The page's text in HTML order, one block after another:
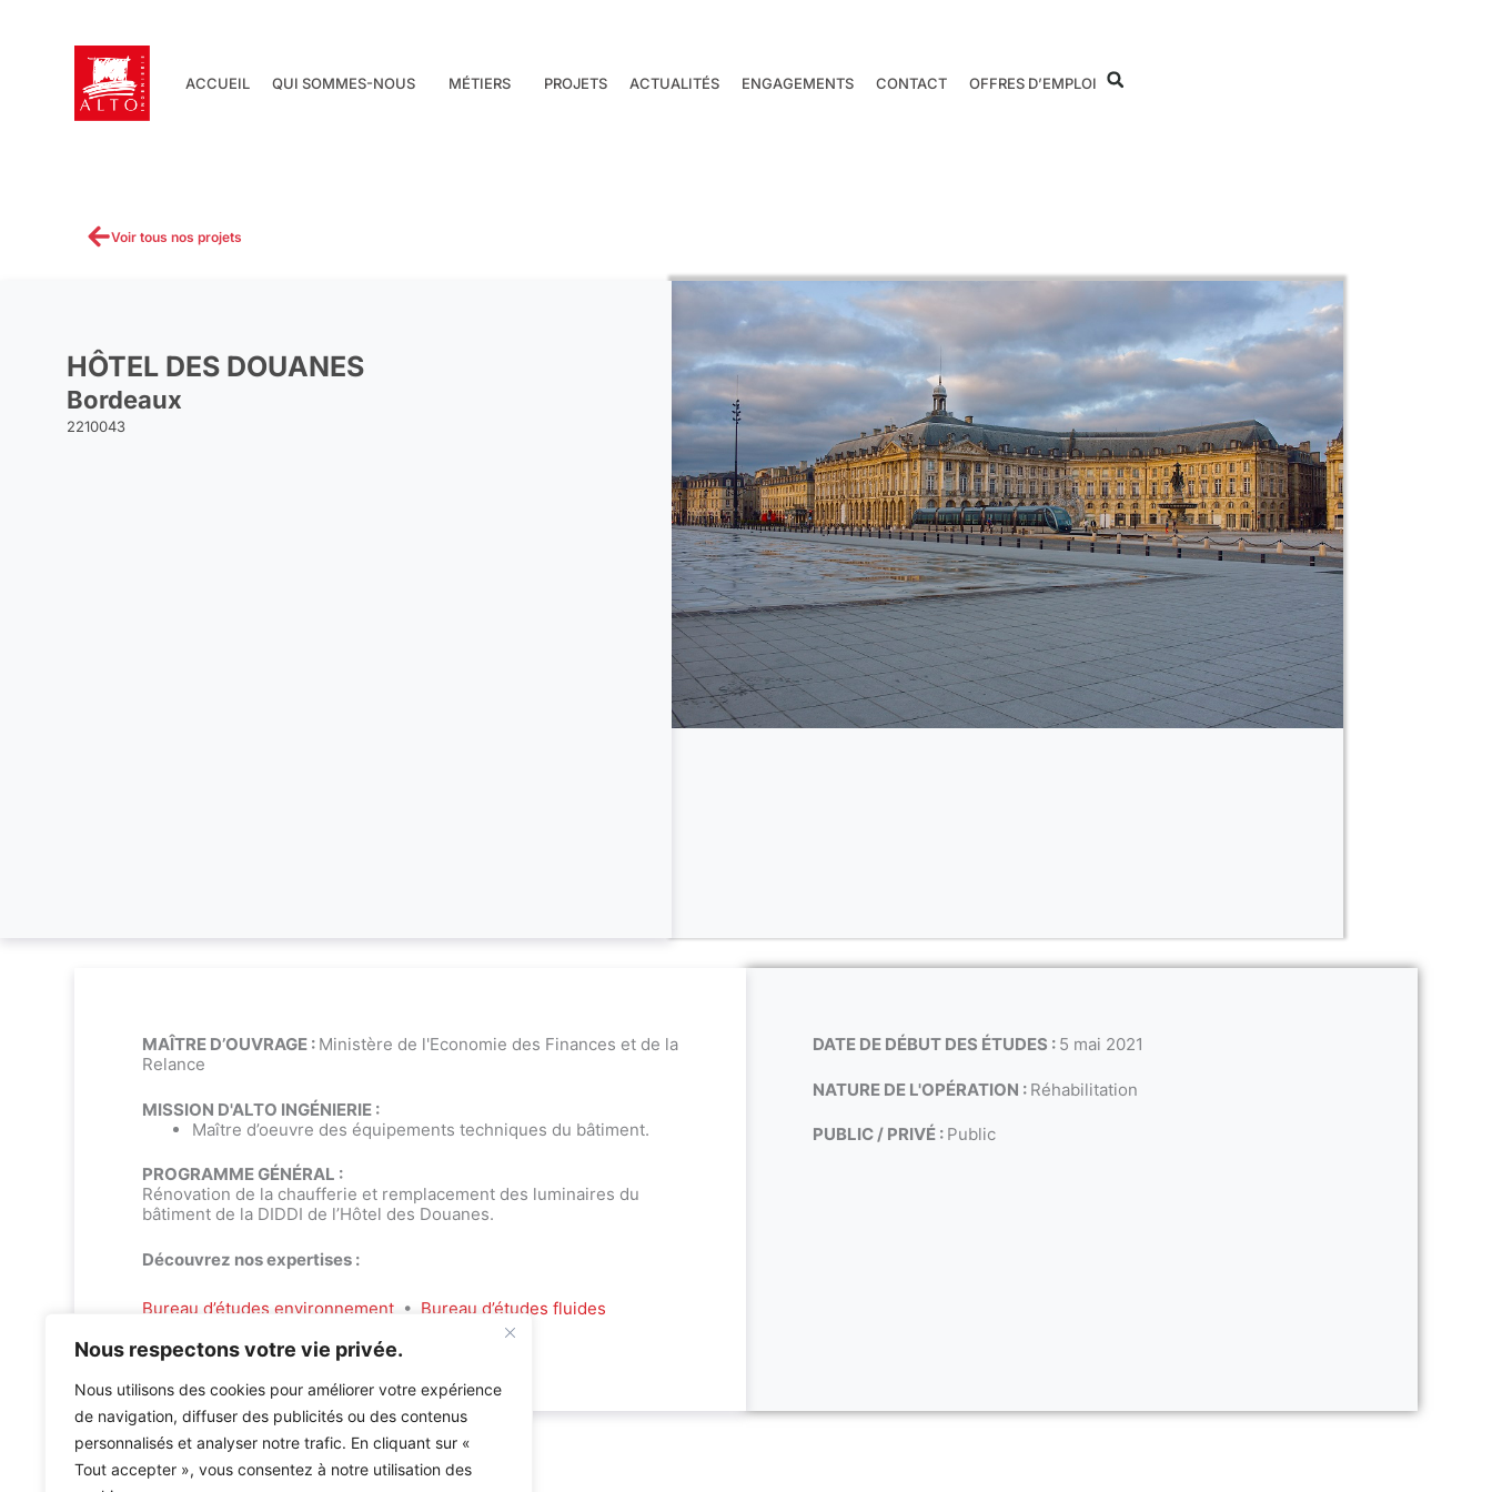
Nous respectons votre vie privée.
Nous utilisons des cookies pour améliorer votre expérience
de navigation, diffuser des publicités ou des contenus
personnalisés et analyser notre trafic. En cliquant sur «
Tout accepter », vous consentez à notre utilisation des
ACCUEIL QUI SOMMES-NOUS MÉTIERS PROJETS ACTUALITÉS ENGAGEMENTS CONTACT OFFRES D’EMPLOI
Voir tous nos projets
HÔTEL DES DOUANES
Bordeaux
2210043
DATE DE DÉBUT DES ÉTUDES : 5 mai 2021
NATURE DE L'OPÉRATION : Réhabilitation
PUBLIC / PRIVÉ : Public
MAÎTRE D’OUVRAGE : Ministère de l'Economie des Finances et de la
Relance
MISSION D'ALTO INGÉNIERIE :
Maître d’oeuvre des équipements techniques du bâtiment.
PROGRAMME GÉNÉRAL :
Rénovation de la chaufferie et remplacement des luminaires du
bâtiment de la DIDDI de l’Hôtel des Douanes.
Découvrez nos expertises :
Bureau d’études environnement• Bureau d’études fluides
Accueil»Références» Hôtel des Douanes